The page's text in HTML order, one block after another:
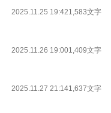
2025.11.25 19:421,583文字
2025.11.26 19:001,409文字
2025.11.27 21:141,637文字